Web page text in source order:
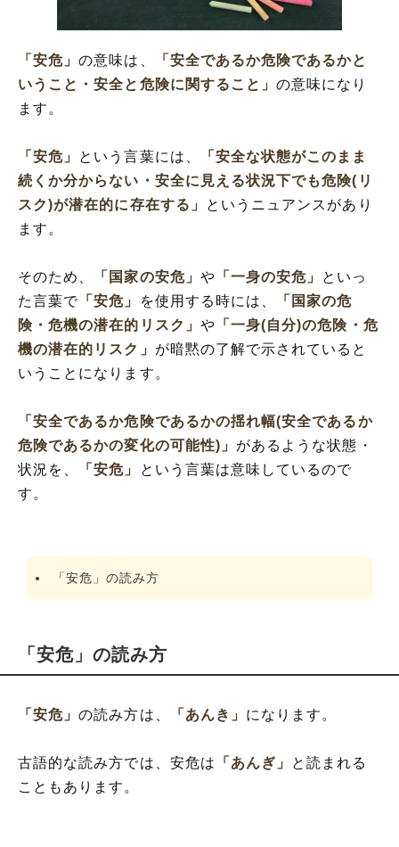
「安危」の意味は、
「安全であるか危険であるかと
いうこと・安全と危険に関すること」の意味になり
ます。
「安危」 という言葉には、
「安全な状態がこのまま
続くか分からない・安全に見える状況下でも危険(リ
スク)が潜在的に存在する」
というニュアンスがあり
ます。
そのため、 「国家の安危」 や 「一身の安危」 といっ
た言葉で 「安危」 を使用する時には、
「国家の危
険・危機の潜在的リスク」 や 「一身(自分)の危険・危
機の潜在的リスク」 が暗黙の了解で示されていると
いうことになります。
「安全であるか危険であるかの揺れ幅(安全であるか
危険であるかの変化の可能性)」 があるような状態・
状況を、
「安危」
という言葉は意味しているので
す。
「安危」の読み方
「安危」の読み方
「安危」の読み方は、 「あんき」 になります。
古語的な読み方では、安危は 「あんぎ」
と読まれる
こともあります。